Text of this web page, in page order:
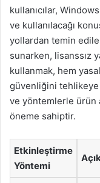
kullanıcılar,
ve kullanılacağı
yollardan temin
sunarken, lisanssız
kullanmak, hem
güvenliğini
ve yöntemlerle ürün
öneme sahiptir.
Etkinleştirme
Yöntemi